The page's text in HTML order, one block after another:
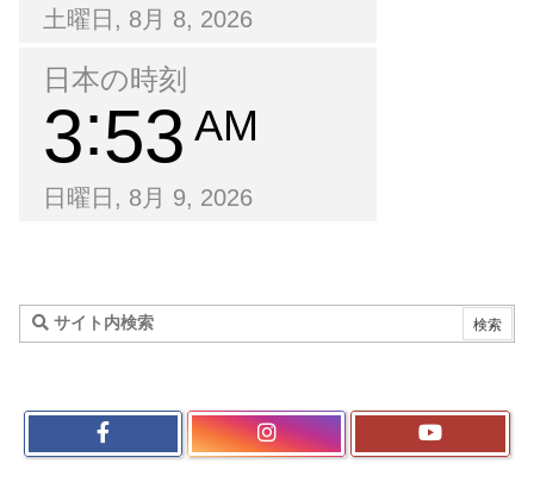
土曜日, 8月 8, 2026
日本の時刻
3 53 AM
日曜日, 8月 9, 2026